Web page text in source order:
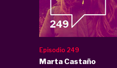
Episodio 249
Marta Castaño